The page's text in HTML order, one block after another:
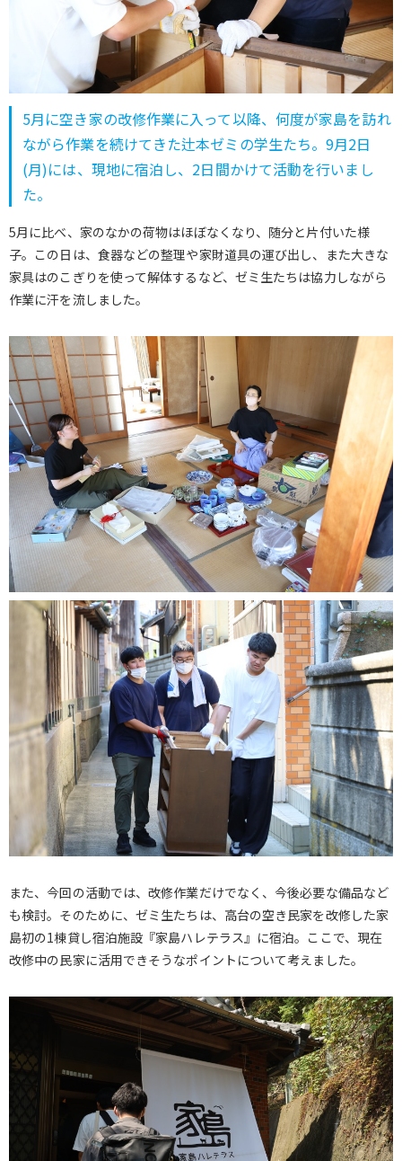
5月に空き家の改修作業に入って以降、何度が家島を訪れ
ながら作業を続けてきた辻本ゼミの学生たち。9月2日
(月)には、現地に宿泊し、2日間かけて活動を行いまし
た。
5月に比べ、家のなかの荷物はほぼなくなり、随分と片付いた様
子。この日は、食器などの整理や家財道具の運び出し、また大きな
家具はのこぎりを使って解体するなど、ゼミ生たちは協力しながら
作業に汗を流しました。
また、今回の活動では、改修作業だけでなく、今後必要な備品など
も検討。そのために、ゼミ生たちは、高台の空き民家を改修した家
島初の1棟貸し宿泊施設『家島ハレテラス』に宿泊。ここで、現在
改修中の民家に活用できそうなポイントについて考えました。